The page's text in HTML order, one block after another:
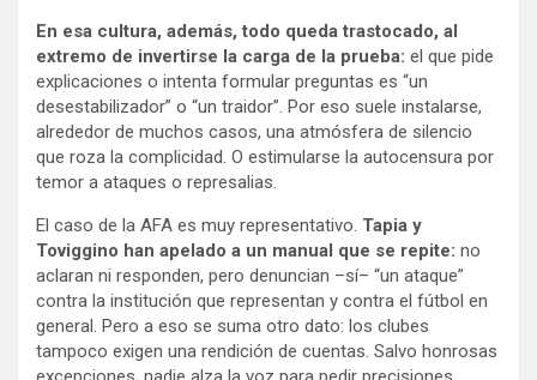
En esa cultura, además, todo queda trastocado, al
extremo de invertirse la carga de la prueba: el que pide
explicaciones o intenta formular preguntas es “un
desestabilizador” o “un traidor”. Por eso suele instalarse,
alrededor de muchos casos, una atmósfera de silencio
que roza la complicidad. O estimularse la autocensura por
temor a ataques o represalias.
El caso de la AFA es muy representativo. Tapia y
Toviggino han apelado a un manual que se repite: no
aclaran ni responden, pero denuncian –sí– “un ataque”
contra la institución que representan y contra el fútbol en
general. Pero a eso se suma otro dato: los clubes
tampoco exigen una rendición de cuentas. Salvo honrosas